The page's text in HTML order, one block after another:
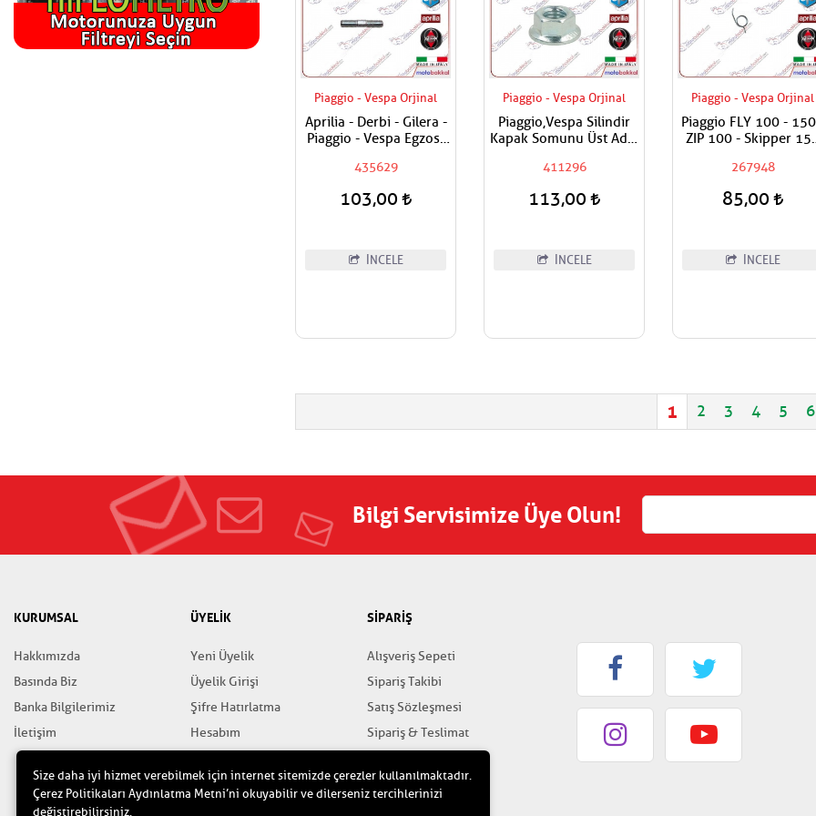
Piaggio - Vespa Orjinal
Aprilia - Derbi - Gilera -
Piaggio - Vespa Egzost
Adet Fiyatıdır
435629
103,00
İNCELE
Piaggio - Vespa Orjinal
Piaggio,Vespa Silindir
Kapak Somunu Üst Adet
411296
113,00
İNCELE
Piaggio - Vespa Orjinal
Piaggio FLY 100 -
ZIP 100 - Skipper
Primavera 150 ie 3V
Fren Kol Yayı Adet
Fiyatıdır
267948
85,00
İNCELE
1 2 3 4 5 6
Bilgi Servisimize Üye Olun!
KURUMSAL
Hakkımızda
Basında Biz
Banka Bilgilerimiz
İletişim
ÜYELİK
Yeni Üyelik
Üyelik Girişi
Şifre Hatırlatma
Hesabım
SİPARİŞ
Alışveriş Sepeti
Sipariş Takibi
Satış Sözleşmesi
Sipariş & Teslimat
Yardım
Size daha iyi hizmet verebilmek için internet sitemizde çerezler kullanılmaktadır.
Çerez Politikaları Aydınlatma Metni’ni okuyabilir ve dilerseniz tercihlerinizi
değiştirebilirsiniz.